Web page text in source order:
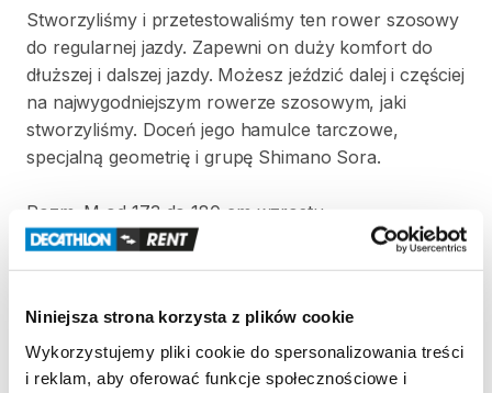
Niniejsza strona korzysta z plików cookie
Wykorzystujemy pliki cookie do spersonalizowania treści
i reklam, aby oferować funkcje społecznościowe i
Stworzyliśmy i przetestowaliśmy ten rower szosowy
do regularnej jazdy. Zapewni on duży komfort do
dłuższej i dalszej jazdy. Możesz jeździć dalej i częściej
na najwygodniejszym rowerze szosowym​,​ jaki
stworzyliśmy. Doceń jego hamulce tarczowe​,​
specjalną geometrię i grupę Shimano Sora.
Rozm. M od 173 do 180 cm wzrostu
Opony 700x28
Zasady wypożyczenia